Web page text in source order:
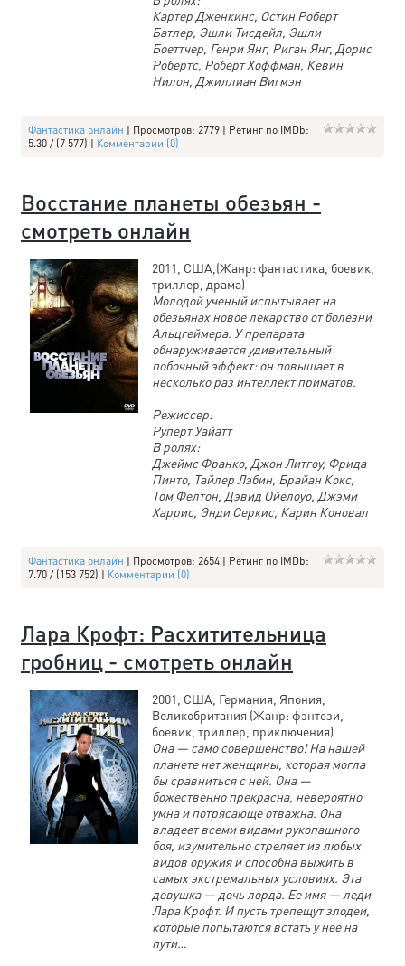
Картер Дженкинс, Остин Роберт
Батлер, Эшли Тисдейл, Эшли
Боеттчер, Генри Янг, Риган Янг, Дорис
Робертс, Роберт Хоффман, Кевин
Нилон, Джиллиан Вигмэн
Фантастика онлайн | Просмотров: 2779 | Ретинг по IMDb:
5.30 / (7 577) | Комментарии (0)
Восстание планеты обезьян -
смотреть онлайн
2011, США,(Жанр: фантастика, боевик,
триллер, драма)
Молодой ученый испытывает на
обезьянах новое лекарство от болезни
Альцгеймера. У препарата
обнаруживается удивительный
побочный эффект: он повышает в
несколько раз интеллект приматов.
Режиссер:
Руперт Уайатт
В ролях:
Джеймс Франко, Джон Литгоу, Фрида
Пинто, Тайлер Лэбин, Брайан Кокс,
Том Фелтон, Дэвид Ойелоуо, Джэми
Харрис, Энди Серкис, Карин Коновал
Фантастика онлайн | Просмотров: 2654 | Ретинг по IMDb:
7.70 / (153 752) | Комментарии (0)
Лара Крофт: Расхитительница
гробниц - смотреть онлайн
2001, США, Германия, Япония,
Великобритания (Жанр: фэнтези,
боевик, триллер, приключения)
Она — само совершенство! На нашей
планете нет женщины, которая могла
бы сравниться с ней. Она —
божественно прекрасна, невероятно
умна и потрясающе отважна. Она
владеет всеми видами рукопашного
боя, изумительно стреляет из любых
видов оружия и способна выжить в
самых экстремальных условиях. Эта
девушка — дочь лорда. Ее имя — леди
Лара Крофт. И пусть трепещут злодеи,
которые попытаются встать у нее на
пути…